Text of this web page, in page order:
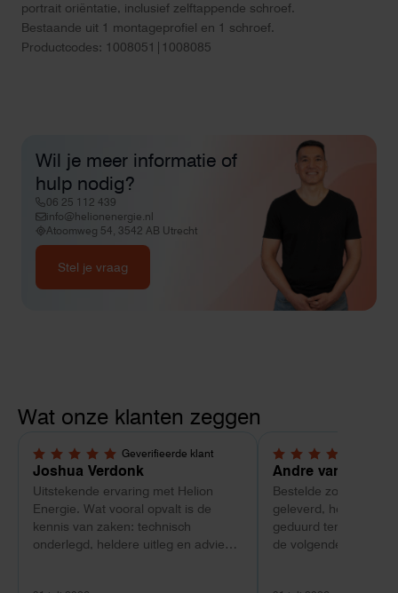
portrait oriëntatie, inclusief zelftappende schroef.
Bestaande uit 1 montageprofiel en 1 schroef.
Productcodes: 1008051|1008085
Wil je meer informatie of
hulp nodig?
06 25 112 439
info@helionenergie.nl
Atoomweg 54, 3542 AB Utrecht
Stel je vraag
Wat onze klanten zeggen
Geverifieerde klant
5,0 van 5 sterren
Joshua Verdonk
Uitstekende ervaring met Helion
Energie. Wat vooral opvalt is de
kennis van zaken: technisch
onderlegd, heldere uitleg en advies
4 van 5 sterren
Andre van
Bestelde
geleverd, heeft wel
geduurd terwijl bij
de volgende dag al